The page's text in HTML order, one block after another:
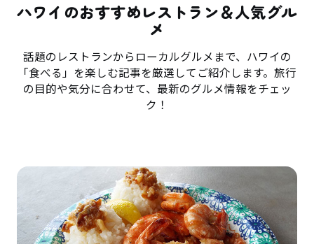
ハワイのおすすめレストラン＆人気グル
メ
話題のレストランからローカルグルメまで、ハワイの
「食べる」を楽しむ記事を厳選してご紹介します。旅行
の目的や気分に合わせて、最新のグルメ情報をチェッ
ク！